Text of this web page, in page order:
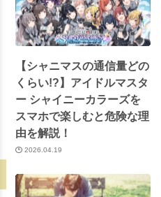
【シャニマスの通信量どの
くらい!?】アイドルマスタ
ー シャイニーカラーズを
スマホで楽しむと危険な理
由を解説！
2026.04.19